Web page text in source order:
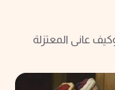
عانى المعتزلة